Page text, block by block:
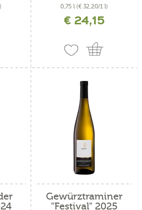
0,75 l (€ 32,20/1 l)
inkl. MwSt. zzgl. Versandkosten
€ 24,15
Gewürztraminer
"Festival" 2025